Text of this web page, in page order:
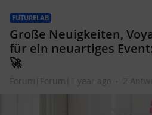
FUTURELAB
Große Neuigkeiten,
für ein neuartiges
🚀
Forum|Forum|1 year ago 2